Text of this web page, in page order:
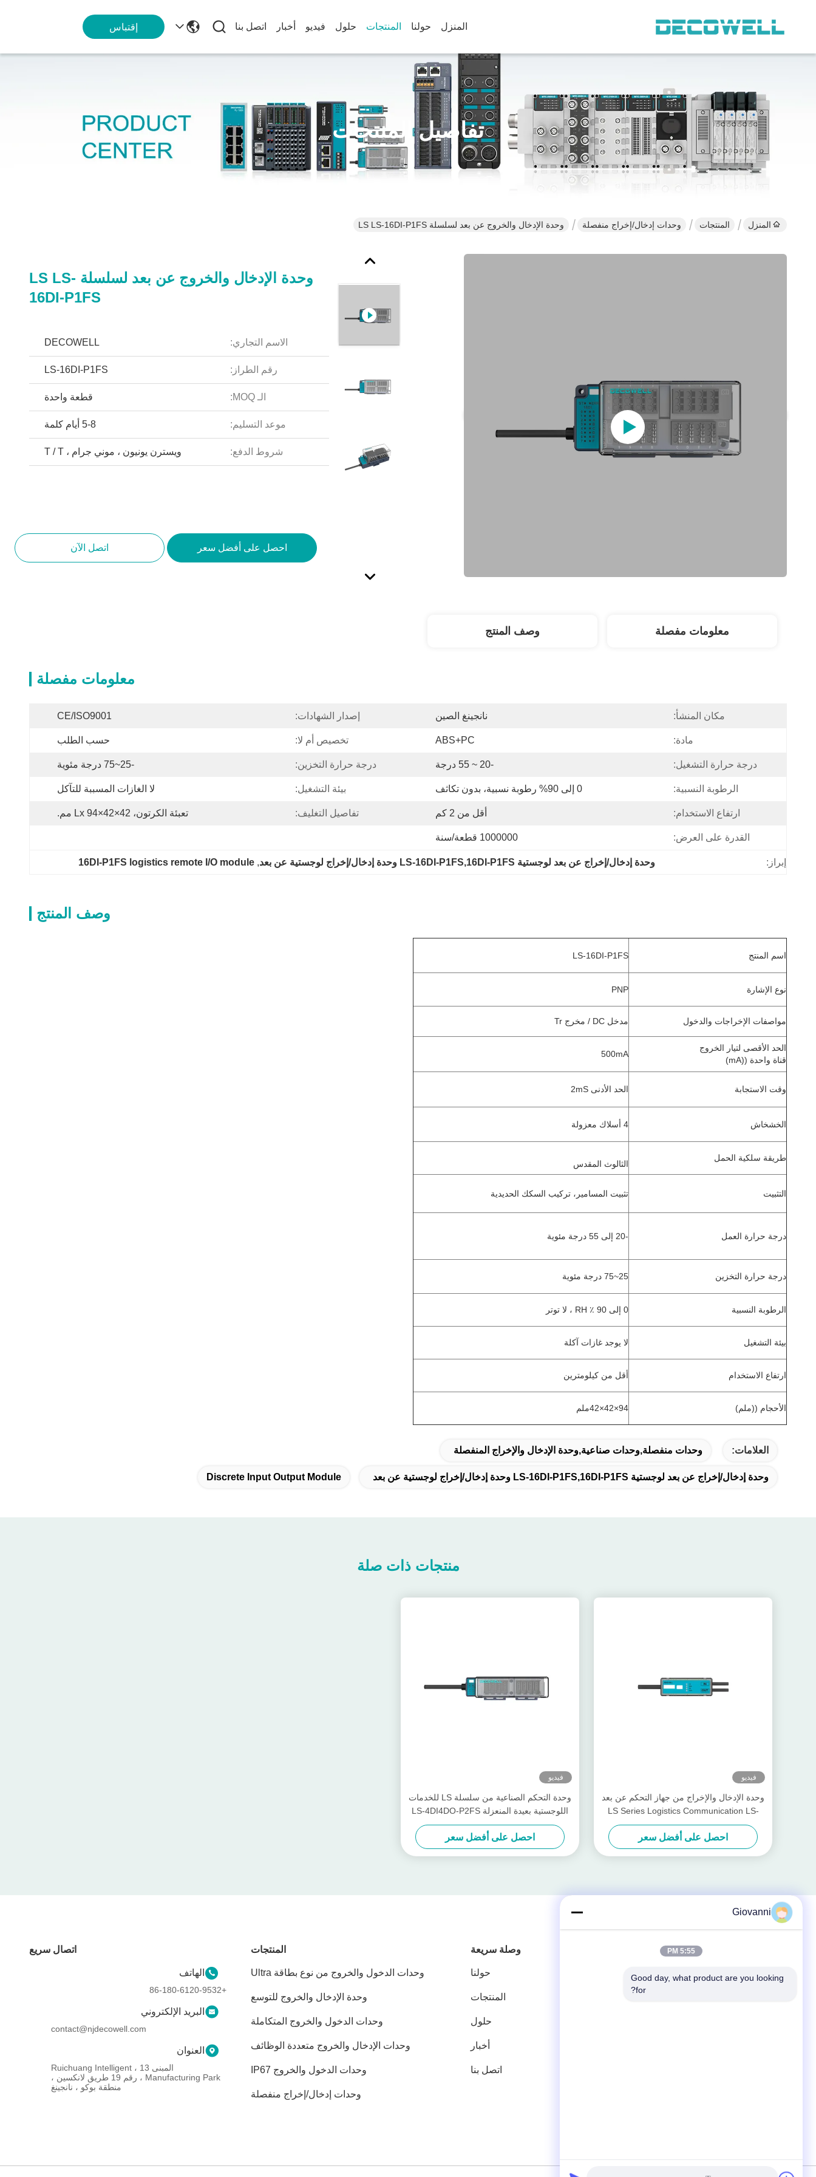
المنزل حولنا المنتجات حلول فيديو أخبار اتصل بنا إقتباس
تفاصيل المنتجات
المنزل المنتجات وحدات إدخال/إخراج منفصلة وحدة الإدخال والخروج عن بعد لسلسلة LS LS-16DI-P1FS
وحدة الإدخال والخروج عن بعد لسلسلة LS LS-
16DI-P1FS
الاسم التجاري: DECOWELL
رقم الطراز: LS-16DI-P1FS
الـ MOQ: قطعة واحدة
موعد التسليم: 5-8 أيام كلمة
شروط الدفع: ويسترن يونيون ، موني جرام ، T / T
احصل على أفضل سعر اتصل الآن
معلومات مفصلة وصف المنتج
معلومات مفصلة
مكان المنشأ: نانجينغ الصين إصدار الشهادات: CE/ISO9001
مادة: ABS+PC تخصيص أم لا: حسب الطلب
درجة حرارة التشغيل: -20 ~ 55 درجة درجة حرارة التخزين: -25~75 درجة مئوية
الرطوبة النسبية: 0 إلى 90% رطوبة نسبية، بدون تكاثف بيئة التشغيل: لا الغازات المسببة للتآكل
ارتفاع الاستخدام: أقل من 2 كم تفاصيل التغليف: تعبئة الكرتون، Lx 94×42×42 مم.
القدرة على العرض: 1000000 قطعة/سنة
إبراز: وحدة إدخال/إخراج عن بعد لوجستية LS-16DI-P1FS,16DI-P1FS وحدة إدخال/إخراج لوجستية عن بعد ,
16DI-P1FS logistics remote I/O module
وصف المنتج
اسم المنتج LS-16DI-P1FS
نوع الإشارة PNP
مواصفات الإخراجات والدخول مدخل DC / مخرج Tr
الحد الأقصى لتيار الخروج
قناة واحدة ((mA)
500mA
وقت الاستجابة الحد الأدنى 2mS
الخشخاش 4 أسلاك معزولة
طريقة سلكية الحمل
الثالوث المقدس
التثبيت تثبيت المسامير، تركيب السكك الحديدية
درجة حرارة العمل -20 إلى 55 درجة مئوية
درجة حرارة التخزين 25~75 درجة مئوية
الرطوبة النسبية 0 إلى 90 ٪ RH ، لا توتر
بيئة التشغيل لا يوجد غازات آكلة
ارتفاع الاستخدام أقل من كيلومترين
الأحجام ((ملم) 94×42×42ملم
العلامات: وحدات منفصلة,وحدات صناعية,وحدة الإدخال والإخراج المنفصلة
وحدة إدخال/إخراج عن بعد لوجستية LS-16DI-P1FS,16DI-P1FS وحدة إدخال/إخراج لوجستية عن بعد Discrete Input Output Module
منتجات ذات صلة
فيديو
وحدة الإدخال والإخراج من جهاز التحكم عن بعد
LS Series Logistics Communication LS-
1DI1DO-P1TS
احصل على أفضل سعر
فيديو
وحدة التحكم الصناعية من سلسلة LS للخدمات
اللوجستية بعيدة المنعزلة LS-4DI4DO-P2FS
احصل على أفضل سعر
وصلة سريعة
حولنا
المنتجات
حلول
أخبار
اتصل بنا
المنتجات
وحدات الدخول والخروج من نوع بطاقة Ultra
وحدة الإدخال والخروج للتوسع
وحدات الدخول والخروج المتكاملة
وحدات الإدخال والخروج متعددة الوظائف
وحدات الدخول والخروج IP67
وحدات إدخال/إخراج منفصلة
اتصال سريع
الهاتف
+86-180-6120-9532
البريد الإلكتروني
contact@njdecowell.com
العنوان
المبنى 13 ، Ruichuang Intelligent
Manufacturing Park ، رقم 19 طريق لانكسين ،
منطقة بوكو ، نانجينغ
Giovanni
5:55 PM
Good day, what product are you looking
for?